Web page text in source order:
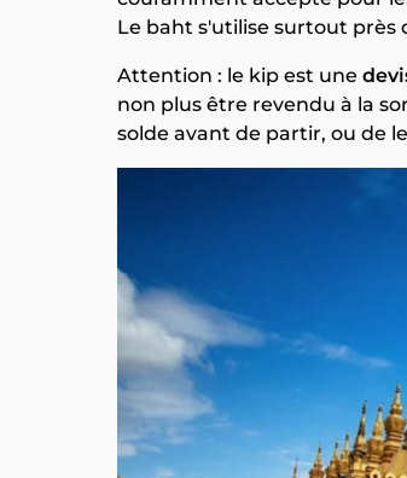
Le baht s'utilise surtout près
Attention : le kip est une
non plus être revendu à la
solde avant de partir, ou de